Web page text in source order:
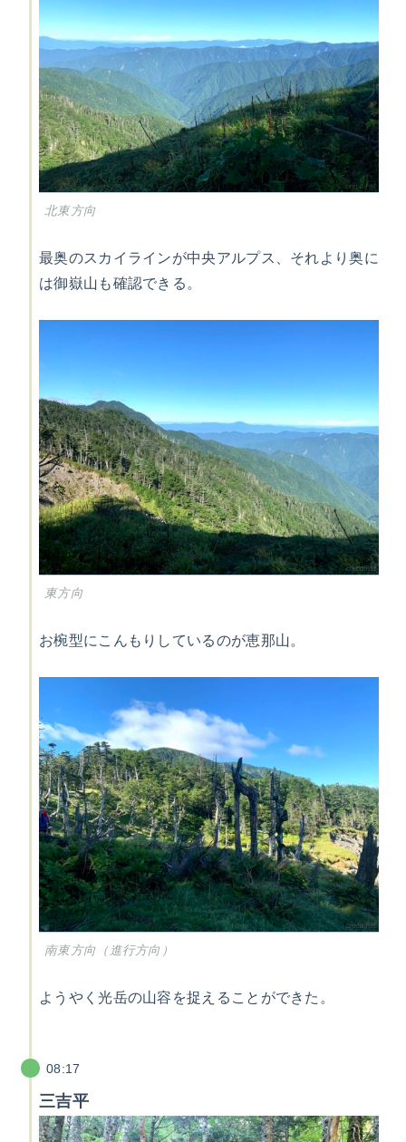
北東方向
最奥のスカイラインが中央アルプス、それより奥に
は御嶽山も確認できる。
東方向
お椀型にこんもりしているのが恵那山。
南東方向（進行方向）
ようやく光岳の山容を捉えることができた。
08:17
三吉平